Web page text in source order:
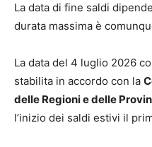
La data di fine saldi
durata massima è
La data del 4 luglio 2026
stabilita in accordo con la
delle Regioni e delle
l’inizio dei saldi estivi il